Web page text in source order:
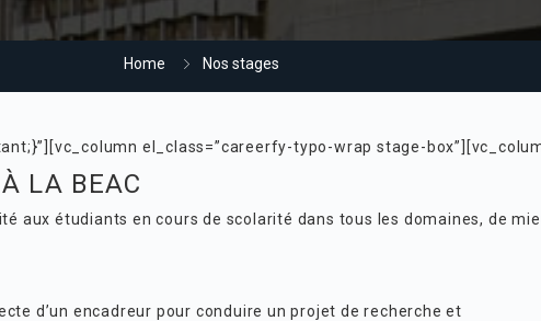
Home Nos stages
el_class=”careerfy-typo-wrap stage-
LA BEAC
aux étudiants en cours de scolarité dans tous les domaines, de
d’un encadreur pour conduire un projet de recherche et